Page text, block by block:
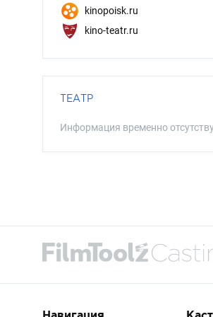
kinopoisk.ru
kino-teatr.ru
ТЕАТР
Информация временно